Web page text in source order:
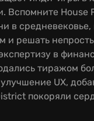
Вспомните
в
и решать
в
тиражом
UX,
покоряли